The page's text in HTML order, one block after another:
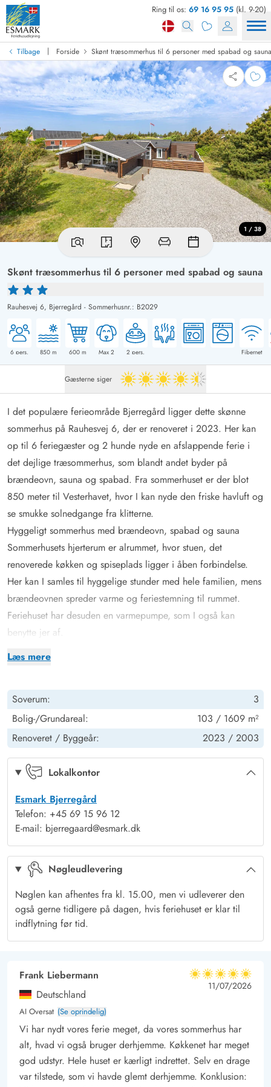
Ring til os: 69 16 95 95 (kl. 9-20)
Tilbage | Forside Skønt træsommerhus til 6 personer med spabad og sauna
Skønt træsommerhus til 6 personer med spabad og sauna
Rauhesvej 6, Bjerregård - Sommerhusnr.: B2029
6 pers. 850 m 600m Max 2 2 pers. Fibernet
1 / 38
Gæsterne siger 4.5 ud af 5
Læs mere
I det populære ferieområde Bjerregård ligger dette skønne
sommerhus på Rauhesvej 6, der er renoveret i 2023. Her kan
op til 6 feriegæster og 2 hunde nyde en afslappende ferie i
det dejlige træsommerhus, som blandt andet byder på
brændeovn, sauna og spabad. Fra sommerhuset er der blot
850 meter til Vesterhavet, hvor I kan nyde den friske havluft og
se smukke solnedgange fra klitterne.
Hyggeligt sommerhus med brændeovn, spabad og sauna
Sommerhusets hjerterum er alrummet, hvor stuen, det
renoverede køkken og spiseplads ligger i åben forbindelse.
Her kan I samles til hyggelige stunder med hele familien, mens
brændeovnen spreder varme og feriestemning til rummet.
Feriehuset har desuden en varmepumpe, som I også kan
benytte jer af.
Et andet af sommerhusets highlights finder I på badeværelset
afslapning og velvære efter en begivenhedsrig feriedag.
I har også en vaskemaskine til rådighed i sommerhuset, så I,
om nødvendigt, kan vaske lidt tøj eller håndklæder i løbet af
ferien.
Ferie for 6 personer og 2 hunde
næste dags aktiviteter. Der er 2 værelser med gode
dobbeltseng, mens det sidste værelse er indrettet med 2 gode
enkeltsenge. Fra det ene soveværelse har I direkte udgang til
den nordvest-vendte terrasse.
I sommerhuset er det tilladt at medbringe op til 2 hunde, så
jeres firbenede venner kan nyde ferien i Bjerregård med
familien.
Gode terrasser til hyggelige stunder
Udover sommerhusets nordvest-vendte terrasse finder I også en
mod sydøst. De gode terrasser giver derfor rig mulighed for at
nyde det gode vejr hele dagen, hvor I kan slutte af med et
lækkert måltid, som er tilberedt på grillen. Især hundeejere kan
nyde den lukkede terrasse, hvor hunden kan være ude, uden
den smutter på opdagelsestur i området.
Sommerhuset ligger på en 1609 m2 stor naturgrund, hvor der
også er en sandkasse til børnene.
Soverum:
3
Bolig-/Grundareal:
103 / 1609 m²
Renoveret / Byggeår: 2023 / 2003
Lokalkontor
Esmark Bjerregård
Telefon: +45 69 15 96 12
E-mail: bjerregaard@esmark.dk
Nøgleudlevering
Nøglen kan afhentes fra kl. 15.00, men vi udleverer den
også gerne tidligere på dagen, hvis feriehuset er klar til
indflytning før tid.
Frank Liebermann
Deutschland
AI Oversat (Se oprindelig)
5 ud af 5
5 ud af 5
5 out of 5
11/07/2026
Vi har nydt vores ferie meget, da vores sommerhus har
alt, hvad vi også bruger derhjemme. Køkkenet har meget
god udstyr. Hele huset er kærligt indrettet. Selv en drage
var tilstede, som vi havde glemt derhjemme. Konklusion: